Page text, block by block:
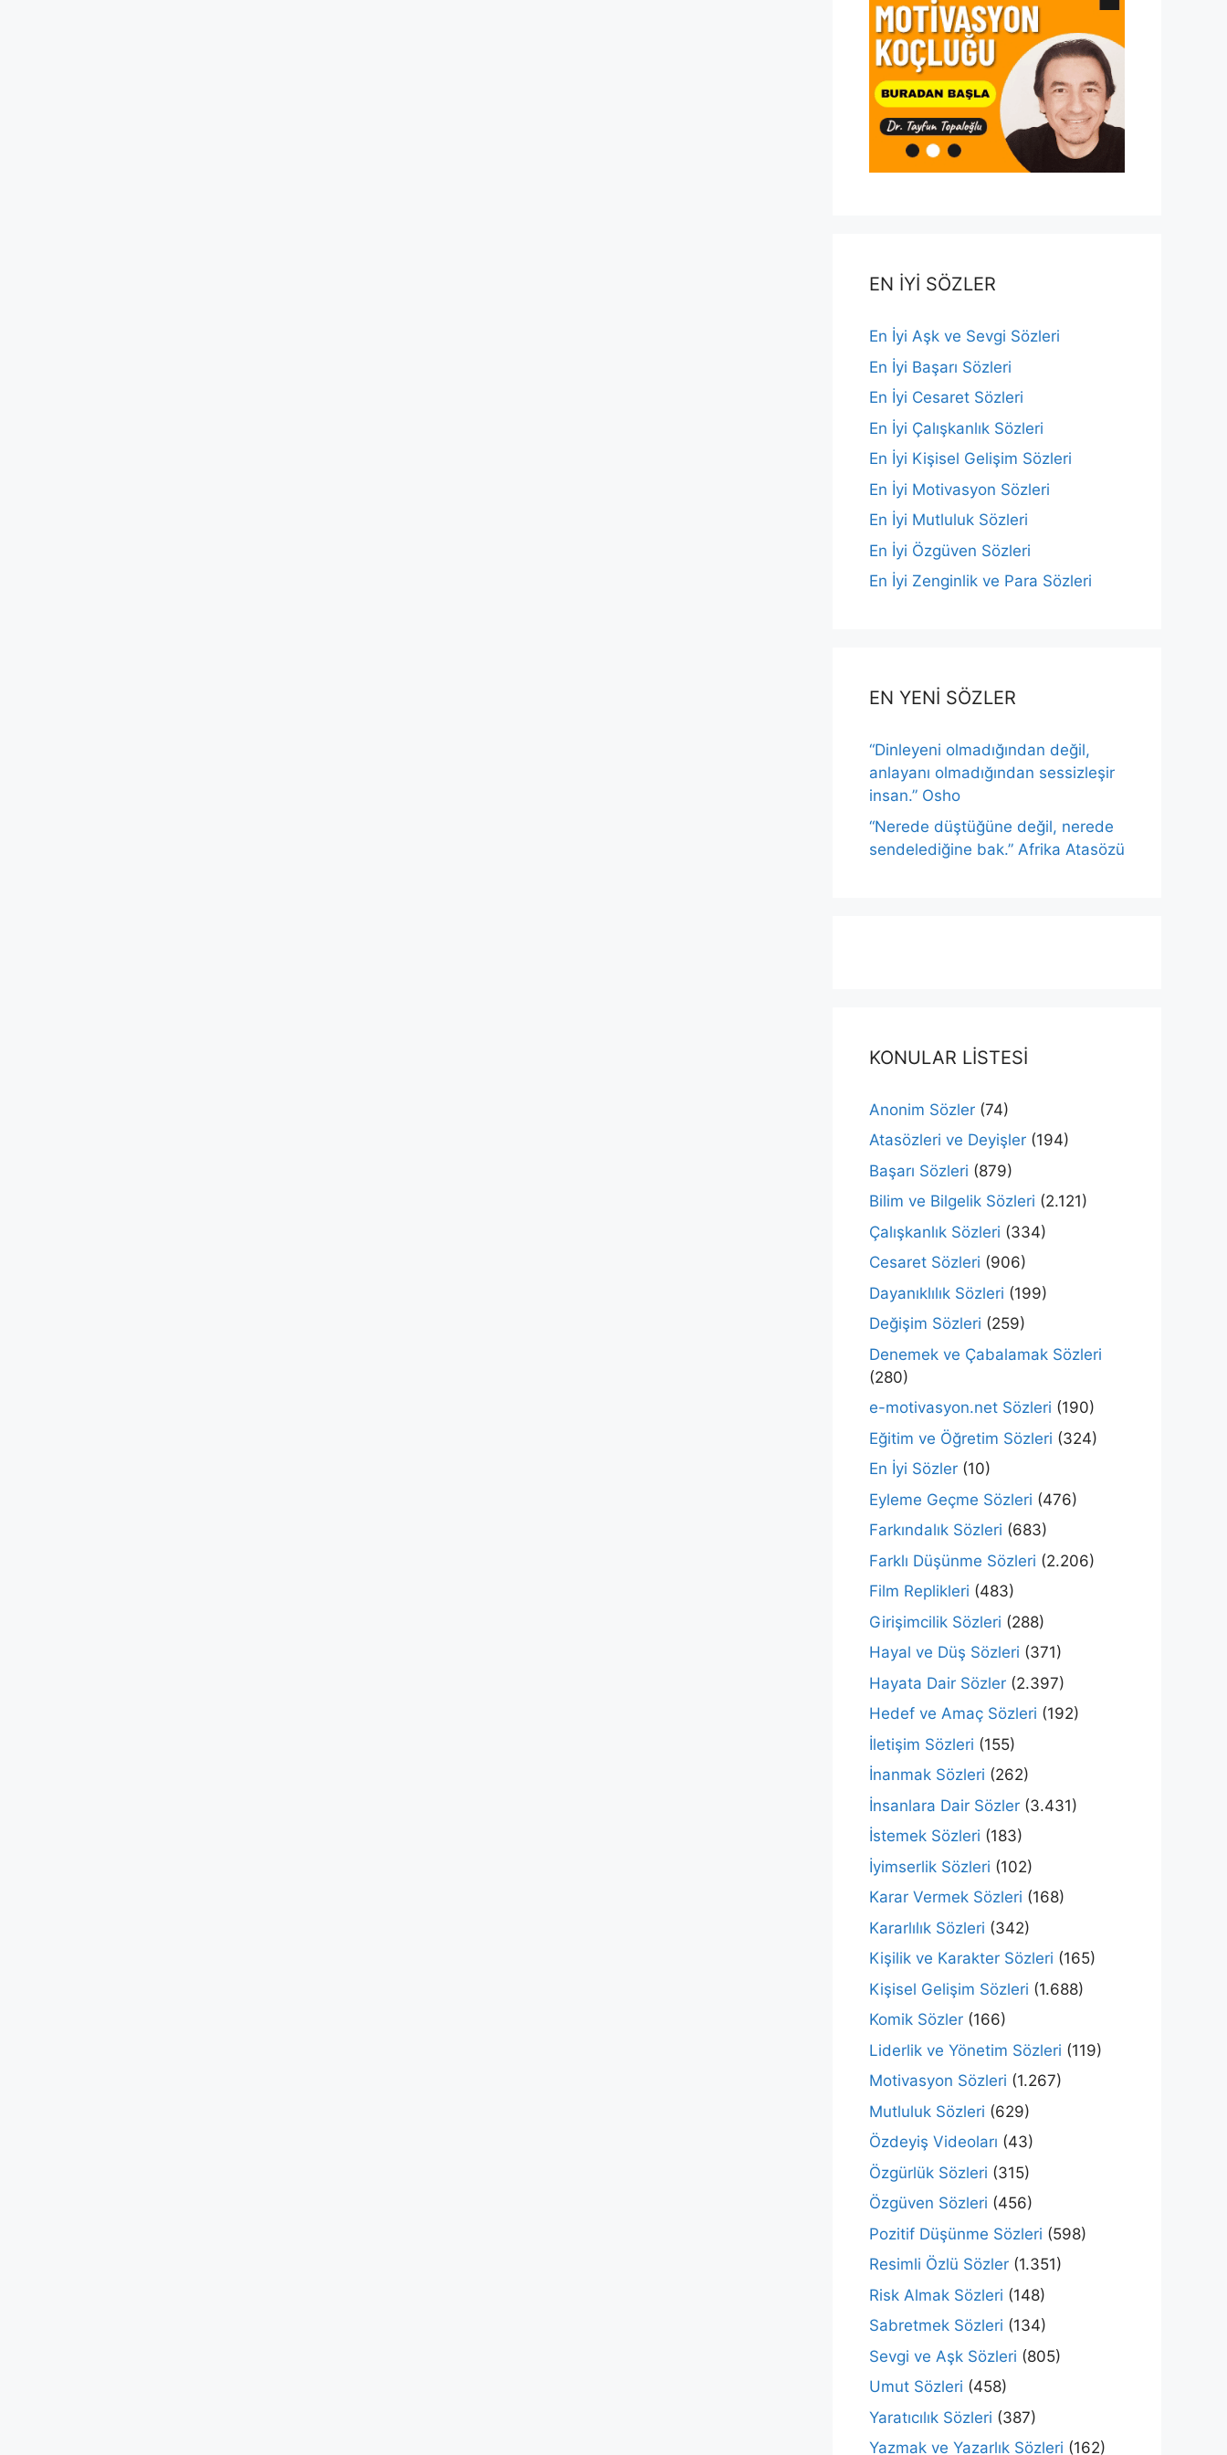
EN İYİ SÖZLER
En İyi Aşk ve Sevgi Sözleri
En İyi Başarı Sözleri
En İyi Cesaret Sözleri
En İyi Çalışkanlık Sözleri
En İyi Kişisel Gelişim Sözleri
En İyi Motivasyon Sözleri
En İyi Mutluluk Sözleri
En İyi Özgüven Sözleri
En İyi Zenginlik ve Para Sözleri
EN YENİ SÖZLER
“Dinleyeni olmadığından değil,
anlayanı olmadığından sessizleşir
insan.” Osho
“Nerede düştüğüne değil, nerede
sendelediğine bak.” Afrika Atasözü
KONULAR LİSTESİ
Anonim Sözler (74)
Atasözleri ve Deyişler (194)
Başarı Sözleri (879)
Bilim ve Bilgelik Sözleri (2.121)
Çalışkanlık Sözleri (334)
Cesaret Sözleri (906)
Dayanıklılık Sözleri (199)
Değişim Sözleri (259)
Denemek ve Çabalamak Sözleri
(280)
e-motivasyon.net Sözleri (190)
Eğitim ve Öğretim Sözleri (324)
En İyi Sözler (10)
Eyleme Geçme Sözleri (476)
Farkındalık Sözleri (683)
Farklı Düşünme Sözleri (2.206)
Film Replikleri (483)
Girişimcilik Sözleri (288)
Hayal ve Düş Sözleri (371)
Hayata Dair Sözler (2.397)
Hedef ve Amaç Sözleri (192)
İletişim Sözleri (155)
İnanmak Sözleri (262)
İnsanlara Dair Sözler (3.431)
İstemek Sözleri (183)
İyimserlik Sözleri (102)
Karar Vermek Sözleri (168)
Kararlılık Sözleri (342)
Kişilik ve Karakter Sözleri (165)
Kişisel Gelişim Sözleri (1.688)
Komik Sözler (166)
Liderlik ve Yönetim Sözleri (119)
Motivasyon Sözleri (1.267)
Mutluluk Sözleri (629)
Özdeyiş Videoları (43)
Özgürlük Sözleri (315)
Özgüven Sözleri (456)
Pozitif Düşünme Sözleri (598)
Resimli Özlü Sözler (1.351)
Risk Almak Sözleri (148)
Sabretmek Sözleri (134)
Sevgi ve Aşk Sözleri (805)
Umut Sözleri (458)
Yaratıcılık Sözleri (387)
Yazmak ve Yazarlık Sözleri (162)